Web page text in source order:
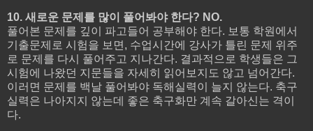
10. 새로운 문제를 많이 풀어봐야 한다? NO.
풀어본 문제를 깊이 파고들어 공부해야 한다. 보통 학원에서
기출문제로 시험을 보면, 수업시간에 강사가 틀린 문제 위주
로 문제를 다시 풀어주고 지나간다. 결과적으로 학생들은 그
시험에 나왔던 지문들을 자세히 읽어보지도 않고 넘어간다.
이러면 문제를 백날 풀어봐야 독해실력이 늘지 않는다. 축구
실력은 나아지지 않는데 좋은 축구화만 계속 갈아신는 격이
다.